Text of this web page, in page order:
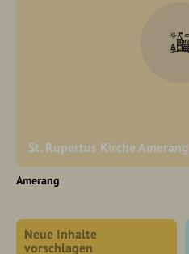
St. Rupertus Kirche Amerang
Amerang
Neue Inhalte
vorschlagen